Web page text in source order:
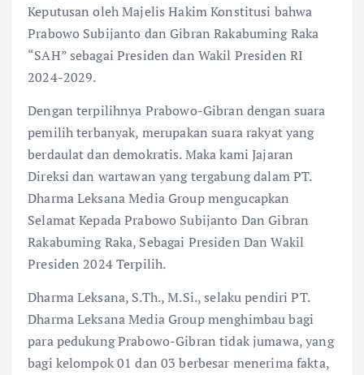
Keputusan oleh Majelis Hakim Konstitusi bahwa
Prabowo Subijanto dan Gibran Rakabuming Raka
“SAH” sebagai Presiden dan Wakil Presiden RI
2024-2029.
Dengan terpilihnya Prabowo-Gibran dengan suara
pemilih terbanyak, merupakan suara rakyat yang
berdaulat dan demokratis. Maka kami Jajaran
Direksi dan wartawan yang tergabung dalam PT.
Dharma Leksana Media Group mengucapkan
Selamat Kepada Prabowo Subijanto Dan Gibran
Rakabuming Raka, Sebagai Presiden Dan Wakil
Presiden 2024 Terpilih.
Dharma Leksana, S.Th., M.Si., selaku pendiri PT.
Dharma Leksana Media Group menghimbau bagi
para pedukung Prabowo-Gibran tidak jumawa, yang
bagi kelompok 01 dan 03 berbesar menerima fakta,